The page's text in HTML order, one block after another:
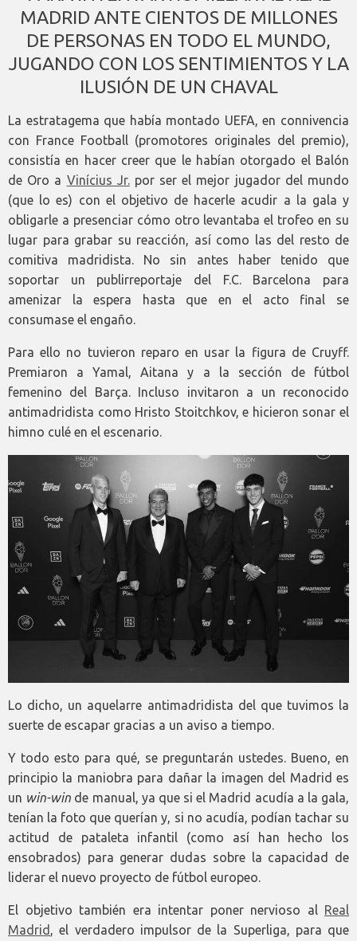
MADRID ANTE CIENTOS DE MILLONES
DE PERSONAS EN TODO EL MUNDO,
JUGANDO CON LOS SENTIMIENTOS Y LA
ILUSIÓN DE UN CHAVAL
La estratagema que había montado UEFA, en connivencia
con France Football (promotores originales del premio),
consistía en hacer creer que le habían otorgado el Balón
de Oro a Vinícius Jr.por ser el mejor jugador del mundo
(que lo es) con el objetivo de hacerle acudir a la gala y
obligarle a presenciar cómo otro levantaba el trofeo en su
lugar para grabar su reacción, así como las del resto de
comitiva madridista. No sin antes haber tenido que
soportar un publirreportaje del F.C. Barcelona para
amenizar la espera hasta que en el acto final se
consumase el engaño.
Para ello no tuvieron reparo en usar la figura de Cruyff.
Premiaron a Yamal, Aitana y a la sección de fútbol
femenino del Barça. Incluso invitaron a un reconocido
antimadridista como Hristo Stoitchkov, e hicieron sonar el
himno culé en el escenario.
Lo dicho, un aquelarre antimadridista del que tuvimos la
suerte de escapar gracias a un aviso a tiempo.
Y todo esto para qué, se preguntarán ustedes. Bueno, en
principio la maniobra para dañar la imagen del Madrid es
un win-win de manual, ya que si el Madrid acudía a la gala,
tenían la foto que querían y, si no acudía, podían tachar su
actitud de pataleta infantil (como así han hecho los
ensobrados) para generar dudas sobre la capacidad de
liderar el nuevo proyecto de fútbol europeo.
El objetivo también era intentar poner nervioso al Real
Madrid , el verdadero impulsor de la Superliga, para que